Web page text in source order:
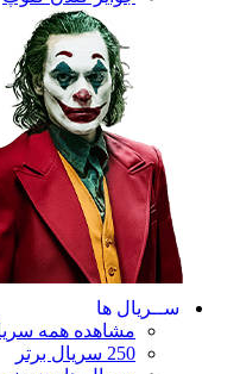
ها
مشاهده همه سریال ها